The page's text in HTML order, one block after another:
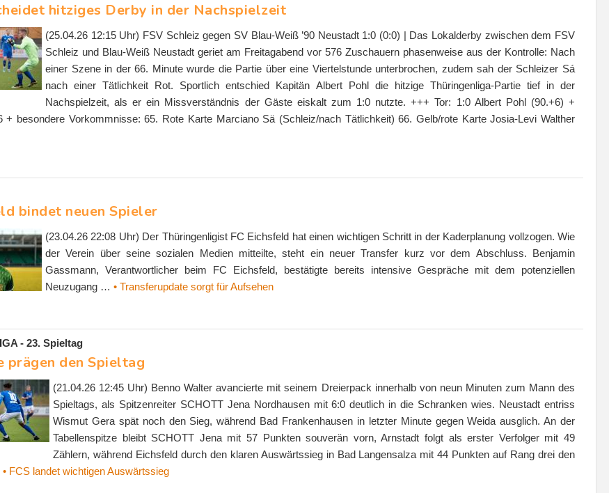
hitziges Derby in der Nachspielzeit
(25.04.26 12:15 Uhr) FSV Schleiz gegen SV Blau-Weiß ’90 Neustadt 1:0 (0:0) | Das Lokalderby zwischen dem FSV
Schleiz und Blau-Weiß Neustadt geriet am Freitagabend vor 576 Zuschauern phasenweise aus der Kontrolle: Nach
einer Szene in der 66. Minute wurde die Partie über eine Viertelstunde unterbrochen, zudem sah der Schleizer Sá
nach einer Tätlichkeit Rot. Sportlich entschied Kapitän Albert Pohl die hitzige Thüringenliga-Partie tief in der
Nachspielzeit, als er ein Missverständnis der Gäste eiskalt zum 1:0 nutzte. +++ Tor: 1:0 Albert Pohl (90.+6) +
+ besondere Vorkommnisse: 65. Rote Karte Marciano Sä (Schleiz/nach Tätlichkeit) 66. Gelb/rote Karte Josia-Levi Walther
bindet neuen Spieler
(23.04.26 22:08 Uhr) Der Thüringenligist FC Eichsfeld hat einen wichtigen Schritt in der Kaderplanung vollzogen. Wie
der Verein über seine sozialen Medien mitteilte, steht ein neuer Transfer kurz vor dem Abschluss. Benjamin
Gassmann, Verantwortlicher beim FC Eichsfeld, bestätigte bereits intensive Gespräche mit dem potenziellen
Neuzugang … • Transferupdate sorgt für Aufsehen
- 23. Spieltag
prägen den Spieltag
(21.04.26 12:45 Uhr) Benno Walter avancierte mit seinem Dreierpack innerhalb von neun Minuten zum Mann des
Spieltags, als Spitzenreiter SCHOTT Jena Nordhausen mit 6:0 deutlich in die Schranken wies. Neustadt entriss
Wismut Gera spät noch den Sieg, während Bad Frankenhausen in letzter Minute gegen Weida ausglich. An der
Tabellenspitze bleibt SCHOTT Jena mit 57 Punkten souverän vorn, Arnstadt folgt als erster Verfolger mit 49
Zählern, während Eichsfeld durch den klaren Auswärtssieg in Bad Langensalza mit 44 Punkten auf Rang drei den
• FCS landet wichtigen Auswärtssieg